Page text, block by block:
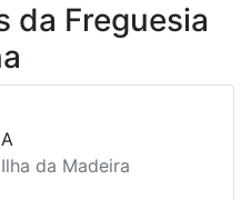
da Freguesia
da Madeira